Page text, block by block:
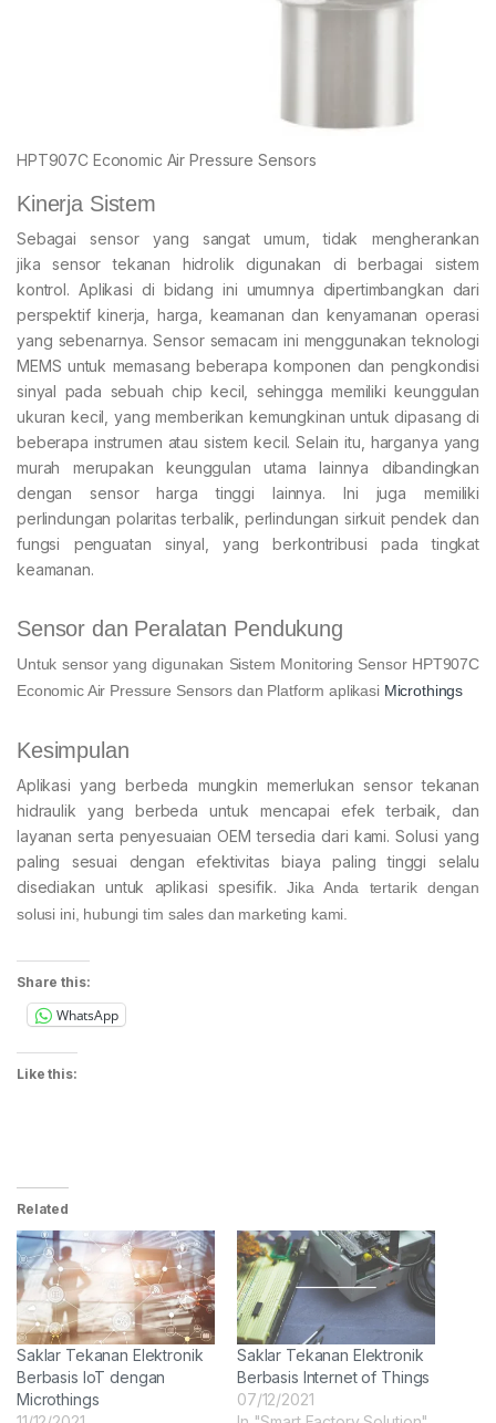
HPT907C Economic Air Pressure Sensors
Kinerja Sistem
Sebagai sensor yang sangat umum, tidak mengherankan
jika sensor tekanan hidrolik digunakan di berbagai sistem
kontrol. Aplikasi di bidang ini umumnya dipertimbangkan dari
perspektif kinerja, harga, keamanan dan kenyamanan operasi
yang sebenarnya. Sensor semacam ini menggunakan teknologi
MEMS untuk memasang beberapa komponen dan pengkondisi
sinyal pada sebuah chip kecil, sehingga memiliki keunggulan
ukuran kecil, yang memberikan kemungkinan untuk dipasang di
beberapa instrumen atau sistem kecil. Selain itu, harganya yang
murah merupakan keunggulan utama lainnya dibandingkan
dengan sensor harga tinggi lainnya. Ini juga memiliki
perlindungan polaritas terbalik, perlindungan sirkuit pendek dan
fungsi penguatan sinyal, yang berkontribusi pada tingkat
keamanan.
Sensor dan Peralatan Pendukung
Untuk sensor yang digunakan Sistem Monitoring Sensor HPT907C
Economic Air Pressure Sensors dan Platform aplikasi Microthings
Kesimpulan
Aplikasi yang berbeda mungkin memerlukan sensor tekanan
hidraulik yang berbeda untuk mencapai efek terbaik, dan
layanan serta penyesuaian OEM tersedia dari kami. Solusi yang
paling sesuai dengan efektivitas biaya paling tinggi selalu
disediakan untuk aplikasi spesifik. Jika Anda tertarik dengan
solusi ini, hubungi tim sales dan marketing kami.
Share this:
WhatsApp
Like this:
Related
Saklar Tekanan Elektronik
Berbasis IoT dengan
Microthings
Saklar Tekanan Elektronik
Berbasis Internet of Things
07/12/2021